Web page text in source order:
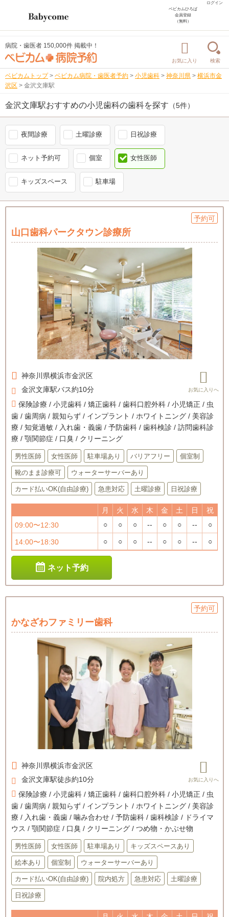
ログイン
ベビカムひろば
会員登録
（無料）
病院・歯医者 150,000件 掲載中！
お気に入り 検索
ベビカムトップ > ベビカム病院・歯医者予約 > 小児歯科 > 神奈川県 > 横浜市金
沢区 > 金沢文庫駅
金沢文庫駅おすすめの小児歯科の歯科を探す （5件）
夜間診療 土曜診療 日祝診療
ネット予約可 個室 女性医師
キッズスペース 駐車場
予約可
山口歯科パークタウン診療所
神奈川県横浜市金沢区
金沢文庫駅バス約10分
保険診療 / 小児歯科 / 矯正歯科 / 歯科口腔外科 / 小児矯正 / 虫
歯 / 歯周病 / 親知らず / インプラント / ホワイトニング / 美容診
療 / 知覚過敏 / 入れ歯・義歯 / 予防歯科 / 歯科検診 / 訪問歯科診
療 / 顎関節症 / 口臭 / クリーニング
男性医師 女性医師 駐車場あり バリアフリー 個室制
靴のまま診療可 ウォーターサーバーあり
カード払いOK(自由診療) 急患対応 土曜診療 日祝診療
月 火 水 木 金 土 日
祝
09:00〜12:30
○ ○ ○ -- ○ ○ -- ○
14:00〜18:30 ○ ○ ○ -- ○ ○ -- ○
ネット予約
予約可
かなざわファミリー歯科
神奈川県横浜市金沢区
金沢文庫駅徒歩約10分
保険診療 / 小児歯科 / 矯正歯科 / 歯科口腔外科 / 小児矯正 / 虫
歯 / 歯周病 / 親知らず / インプラント / ホワイトニング / 美容診
療 / 入れ歯・義歯 / 噛み合わせ / 予防歯科 / 歯科検診 / ドライマ
ウス / 顎関節症 / 口臭 / クリーニング / つめ物・かぶせ物
男性医師 女性医師 駐車場あり キッズスペースあり
絵本あり 個室制 ウォーターサーバーあり
カード払いOK(自由診療) 院内処方 急患対応 土曜診療
日祝診療